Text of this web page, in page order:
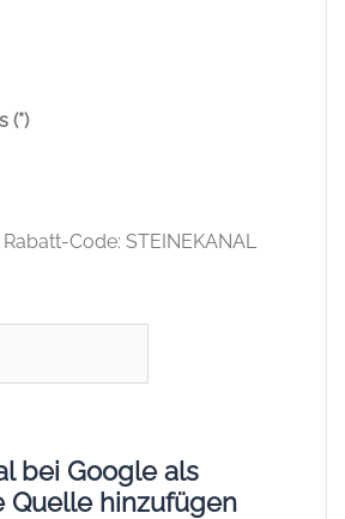
(*)
Code: STEINEKANAL
bei Google als
Quelle hinzufügen